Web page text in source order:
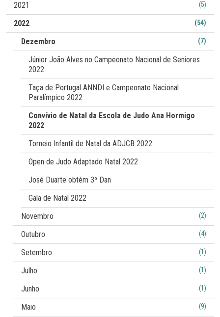
conquistando a medalha de prata, e Giovana Aznar alcançou
o bronze na categoria de -70 kg. Do mesmo clube
participaram ainda David Paulo (-73 kg) e Diogo Louro (-60
kg).
2021 (5)
2022 (54)
Dezembro (7)
Júnior João Alves no Campeonato Nacional de Seniores
2022
Taça de Portugal ANNDI e Campeonato Nacional
Paralímpico 2022
Convívio de Natal da Escola de Judo Ana Hormigo
2022
Torneio Infantil de Natal da ADJCB 2022
Open de Judo Adaptado Natal 2022
José Duarte obtém 3º Dan
Gala de Natal 2022
Novembro
(2)
Outubro (4)
Setembro (1)
Julho (1)
Junho (1)
Maio (9)